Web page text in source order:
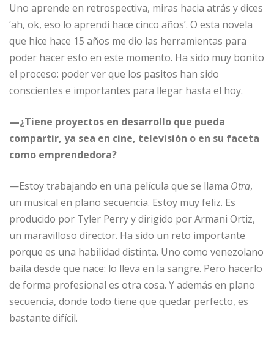
Uno aprende en retrospectiva, miras hacia atrás y dices
‘ah, ok, eso lo aprendí hace cinco años’. O esta novela
que hice hace 15 años me dio las herramientas para
poder hacer esto en este momento. Ha sido muy bonito
el proceso: poder ver que los pasitos han sido
conscientes e importantes para llegar hasta el hoy.
—¿Tiene proyectos en desarrollo que pueda
compartir, ya sea en cine, televisión o en su faceta
como emprendedora?
—Estoy trabajando en una película que se llama Otra,
un musical en plano secuencia. Estoy muy feliz. Es
producido por Tyler Perry y dirigido por Armani Ortiz,
un maravilloso director. Ha sido un reto importante
porque es una habilidad distinta. Uno como venezolano
baila desde que nace: lo lleva en la sangre. Pero hacerlo
de forma profesional es otra cosa. Y además en plano
secuencia, donde todo tiene que quedar perfecto, es
bastante difícil.